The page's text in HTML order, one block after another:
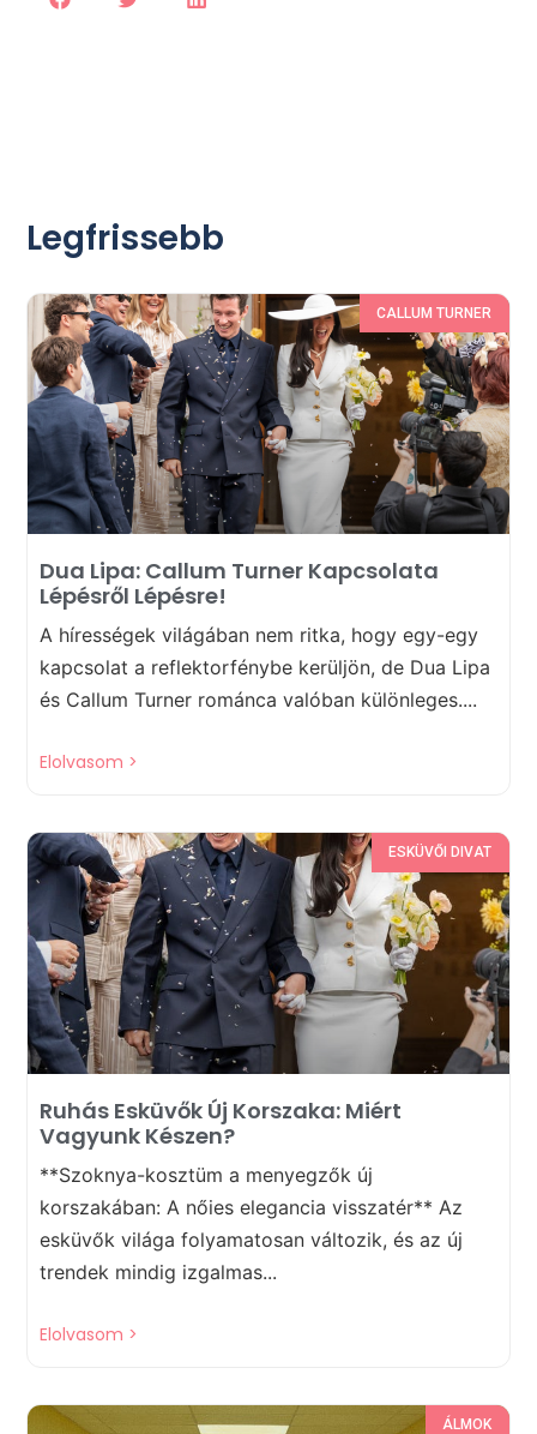
Legfrissebb
CALLUM TURNER
Dua Lipa: Callum Turner Kapcsolata
Lépésről Lépésre!
A hírességek világában nem ritka, hogy egy-egy
kapcsolat a reflektorfénybe kerüljön, de Dua Lipa
és Callum Turner románca valóban különleges....
Elolvasom >
ESKÜVŐI DIVAT
Ruhás Esküvők Új Korszaka: Miért
Vagyunk Készen?
**Szoknya-kosztüm a menyegzők új
korszakában: A nőies elegancia visszatér** Az
esküvők világa folyamatosan változik, és az új
trendek mindig izgalmas...
Elolvasom >
ÁLMOK